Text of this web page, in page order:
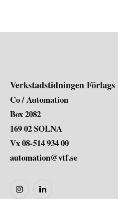
Verkstadstidningen Förlags
Co / Automation
Box 2082
169 02 SOLNA
Vx 08-514 934 00
automation@vtf.se
InstagramLinkedIn